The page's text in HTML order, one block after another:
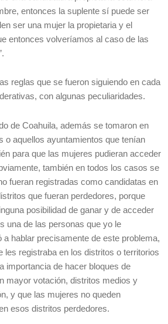
entonces la suplente sí puede ser
ser una mujer la propietaria y el
entonces volveríamos al caso de las
reglas que se fueron siguiendo en cada
con algunas peculiaridades.
de Coahuila, además se tomaron en
o aquellos ayuntamientos que tenían
para que las mujeres pudieran acceder
también en todos los casos se
fueran registradas como candidatas en
que fueran perdedores, porque
posibilidad de ganar y de acceder
una de las personas que yo le
a hablar precisamente de este problema,
les registraba en los distritos o territorios
importancia de hacer bloques de
mayor votación, distritos medios y
y que las mujeres no queden
esos distritos perdedores.